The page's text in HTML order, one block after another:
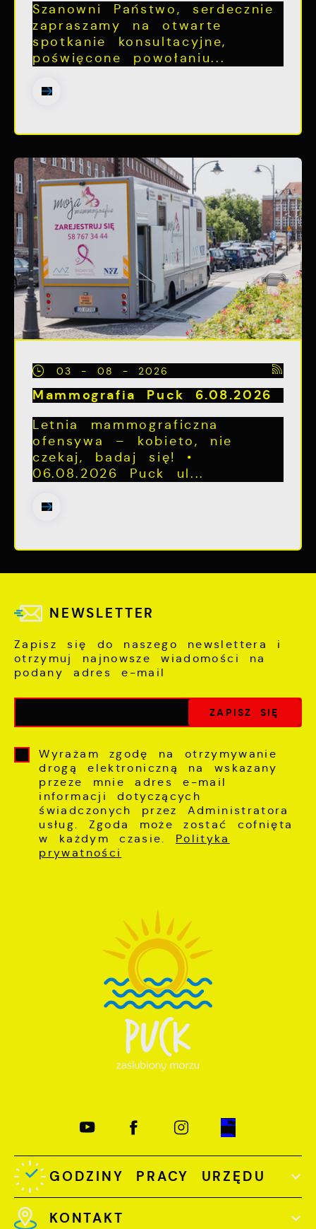
Szanowni Państwo, serdecznie
zapraszamy na otwarte
spotkanie konsultacyjne,
poświęcone powołaniu...
03 - 08 - 2026
Mammografia Puck 6.08.2026
Letnia mammograficzna
ofensywa – kobieto, nie
czekaj, badaj się! •
06.08.2026 Puck ul...
NEWSLETTER
Zapisz się do naszego newslettera i
otrzymuj najnowsze wiadomości na
podany adres e-mail
Wyrażam zgodę na otrzymywanie
drogą elektroniczną na wskazany
przeze mnie adres e-mail
informacji dotyczących
świadczonych przez Administratora
usług. Zgoda może zostać cofnięta
w każdym czasie. Polityka
prywatności
GODZINY PRACY URZĘDU
KONTAKT